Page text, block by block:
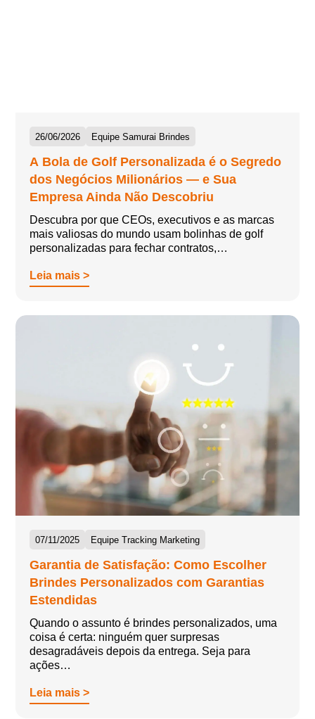
26/06/2026 Equipe Samurai Brindes
A Bola de Golf Personalizada é o Segredo
dos Negócios Milionários — e Sua
Empresa Ainda Não Descobriu
Descubra por que CEOs, executivos e as marcas
mais valiosas do mundo usam bolinhas de golf
personalizadas para fechar contratos,…
Leia mais >
07/11/2025 Equipe Tracking Marketing
Garantia de Satisfação: Como Escolher
Brindes Personalizados com Garantias
Estendidas
Quando o assunto é brindes personalizados, uma
coisa é certa: ninguém quer surpresas
desagradáveis depois da entrega. Seja para
ações…
Leia mais >